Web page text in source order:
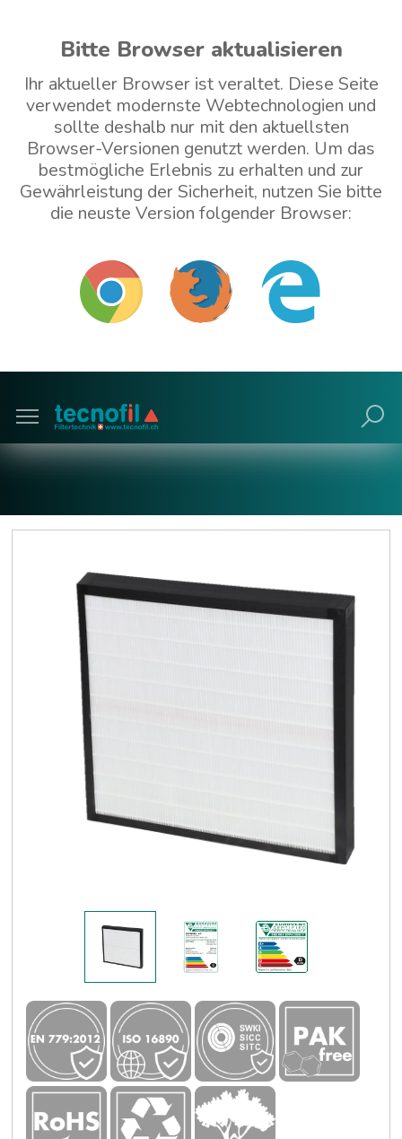
Bitte Browser aktualisieren
Ihr aktueller Browser ist veraltet. Diese Seite
verwendet modernste Webtechnologien und
sollte deshalb nur mit den aktuellsten
Browser-Versionen genutzt werden. Um das
bestmögliche Erlebnis zu erhalten und zur
Gewährleistung der Sicherheit, nutzen Sie bitte
die neuste Version folgender Browser:
Mit veraltetem Browser weitermachen (nicht